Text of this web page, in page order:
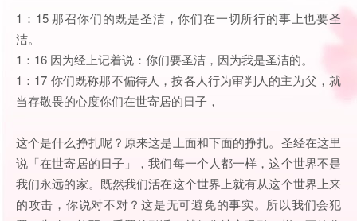
1：15 那召你们的既是圣洁，你们在一切所行的事上也要圣
洁。
1：16 因为经上记着说：你们要圣洁，因为我是圣洁的。
1：17 你们既称那不偏待人，按各人行为审判人的主为父，就
当存敬畏的心度你们在世寄居的日子，
这个是什么挣扎呢？原来这是上面和下面的挣扎。圣经在这里
说「在世寄居的日子」，我们每一个人都一样，这个世界不是
我们永远的家。既然我们活在这个世界上就有从这个世界上来
的攻击，你说对不对？这是无可避免的事实。所以我们会犯